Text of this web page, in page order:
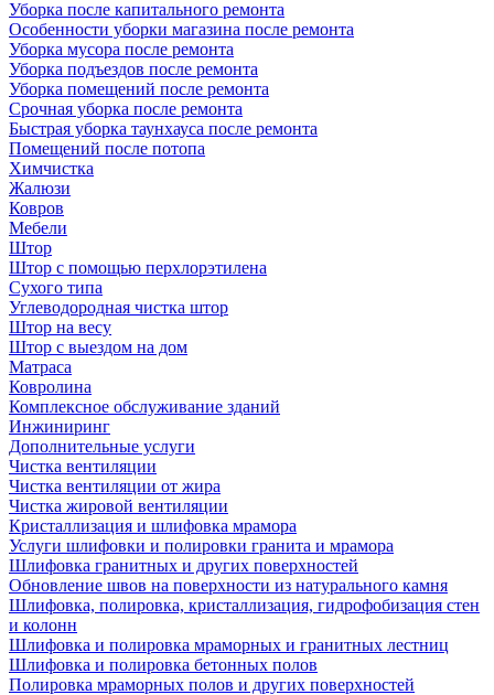
Уборка после капитального ремонта
Особенности уборки магазина после ремонта
Уборка мусора после ремонта
Уборка подъездов после ремонта
Уборка помещений после ремонта
Срочная уборка после ремонта
Быстрая уборка таунхауса после ремонта
Помещений после потопа
Химчистка
Жалюзи
Ковров
Мебели
Штор
Штор с помощью перхлорэтилена
Сухого типа
Углеводородная чистка штор
Штор на весу
Штор с выездом на дом
Матраса
Ковролина
Комплексное обслуживание зданий
Инжиниринг
Дополнительные услуги
Чистка вентиляции
Чистка вентиляции от жира
Чистка жировой вентиляции
Кристаллизация и шлифовка мрамора
Услуги шлифовки и полировки гранита и мрамора
Шлифовка гранитных и других поверхностей
Обновление швов на поверхности из натурального камня
Шлифовка, полировка, кристаллизация, гидрофобизация стен
и колонн
Шлифовка и полировка мраморных и гранитных лестниц
Шлифовка и полировка бетонных полов
Полировка мраморных полов и других поверхностей